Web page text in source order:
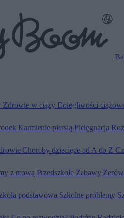
Zdrowie w ciąży Dolegliwości
Karmienie piersią Pielęgnacja
Choroby dziecięce od A do Z
z mową Przedszkole Zabawy
podstawowa Szkolne problemy